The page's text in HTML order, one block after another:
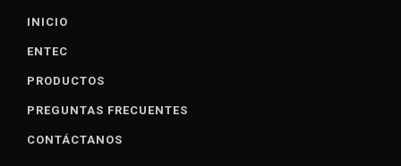
INICIO
ENTEC
PRODUCTOS
PREGUNTAS FRECUENTES
CONTÁCTANOS